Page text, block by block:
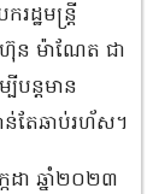
ដ្ឋមន្រ្តី
ន ម៉ាណែត ជា
បន្តមាន
ន់តែឆាប់រហ័ស។
ដា ឆ្នាំ២០២៣